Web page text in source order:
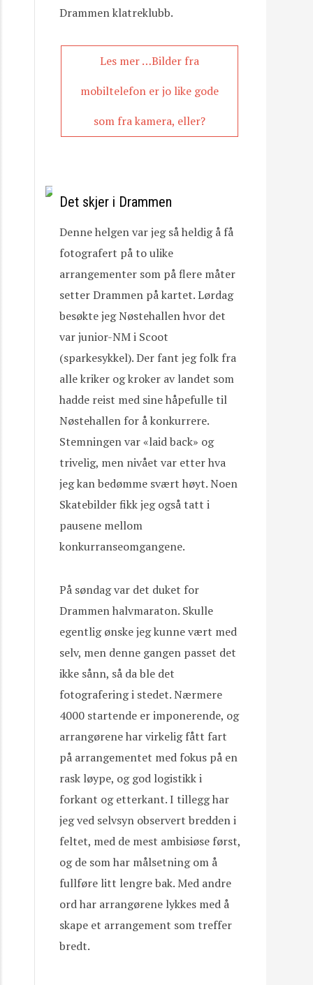
Drammen klatreklubb.
Les mer …Bilder fra
mobiltelefon er jo like gode
som fra kamera, eller?
Det skjer i Drammen
Denne helgen var jeg så heldig å få
fotografert på to ulike
arrangementer som på flere måter
setter Drammen på kartet. Lørdag
besøkte jeg Nøstehallen hvor det
var junior-NM i Scoot
(sparkesykkel). Der fant jeg folk fra
alle kriker og kroker av landet som
hadde reist med sine håpefulle til
Nøstehallen for å konkurrere.
Stemningen var «laid back» og
trivelig, men nivået var etter hva
jeg kan bedømme svært høyt. Noen
Skatebilder fikk jeg også tatt i
pausene mellom
konkurranseomgangene.
På søndag var det duket for
Drammen halvmaraton. Skulle
egentlig ønske jeg kunne vært med
selv, men denne gangen passet det
ikke sånn, så da ble det
fotografering i stedet. Nærmere
4000 startende er imponerende, og
arrangørene har virkelig fått fart
på arrangementet med fokus på en
rask løype, og god logistikk i
forkant og etterkant. I tillegg har
jeg ved selvsyn observert bredden i
feltet, med de mest ambisiøse først,
og de som har målsetning om å
fullføre litt lengre bak. Med andre
ord har arrangørene lykkes med å
skape et arrangement som treffer
bredt.